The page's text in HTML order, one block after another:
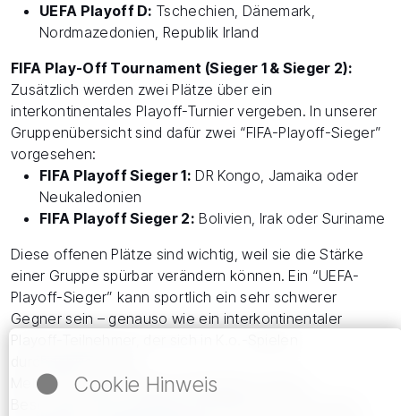
UEFA Playoff D: Tschechien, Dänemark,
Nordmazedonien, Republik Irland
FIFA Play-Off Tournament (Sieger 1 & Sieger 2):
Zusätzlich werden zwei Plätze über ein
interkontinentales Playoff-Turnier vergeben. In unserer
Gruppenübersicht sind dafür zwei “FIFA-Playoff-Sieger”
vorgesehen:
FIFA Playoff Sieger 1: DR Kongo, Jamaika oder
Neukaledonien
FIFA Playoff Sieger 2: Bolivien, Irak oder Suriname
Diese offenen Plätze sind wichtig, weil sie die Stärke
einer Gruppe spürbar verändern können. Ein “UEFA-
Playoff-Sieger” kann sportlich ein sehr schwerer
Gegner sein – genauso wie ein interkontinentaler
Mehr zum Gesamtturnier (Gastgeber, Modus,
Cookie Hinweis